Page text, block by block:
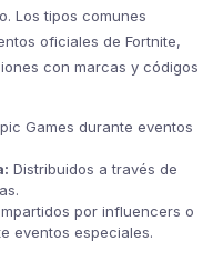
Los tipos comunes
oficiales de Fortnite,
con marcas y códigos
Games durante eventos
Distribuidos a través de
por influencers o
eventos especiales.